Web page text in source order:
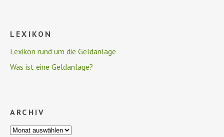
LEXIKON
Lexikon rund um die Geldanlage
Was ist eine Geldanlage?
ARCHIV